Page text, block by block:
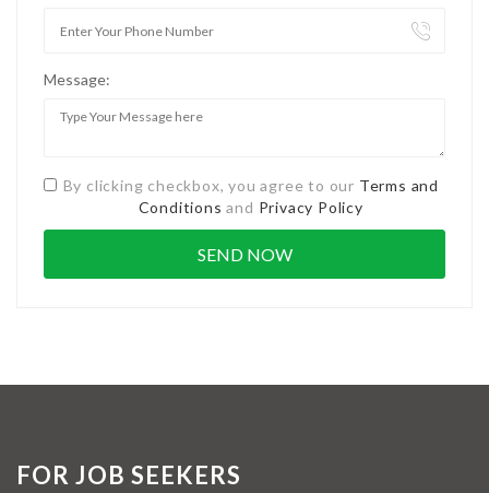
Message:
By clicking checkbox, you agree to our Terms and
Conditions and Privacy Policy
FOR JOB SEEKERS